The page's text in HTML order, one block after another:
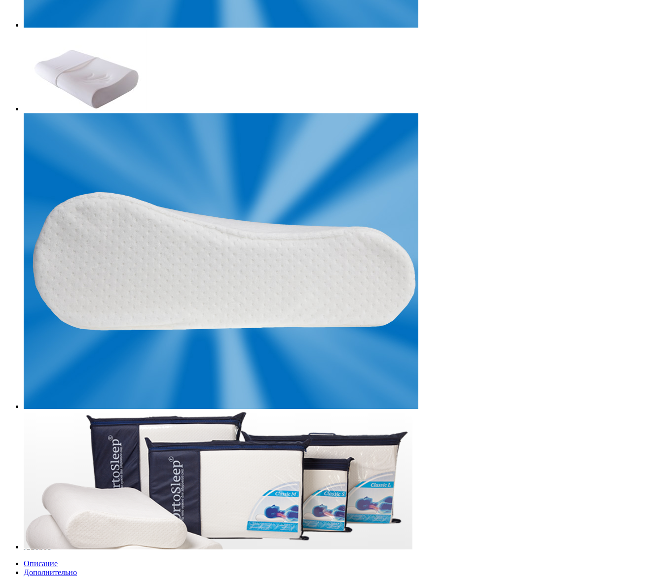
Описание
Дополнительно